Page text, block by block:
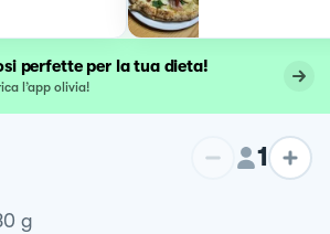
perfette per la tua dieta!
l’app olivia!
1
g